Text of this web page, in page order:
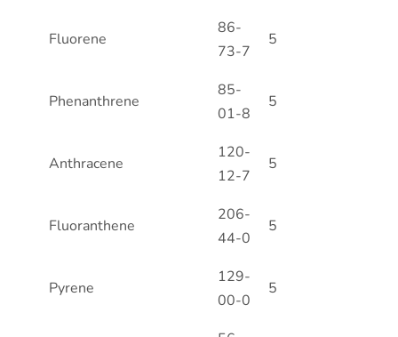
Fluorene
86-
73-7
5
Phenanthrene
85-
01-8
5
Anthracene
120-
12-7
5
Fluoranthene
206-
44-0
5
Pyrene
129-
00-0
5